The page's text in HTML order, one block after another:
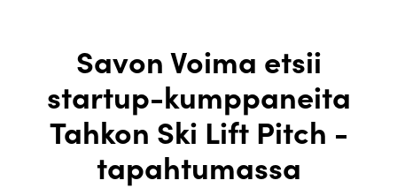
Savon Voima etsii
startup-kumppaneita
Tahkon Ski Lift Pitch -
tapahtumassa